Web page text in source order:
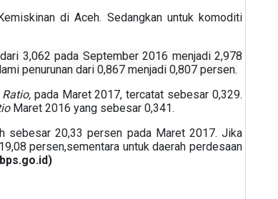
di Aceh. Sedangkan untuk komoditi
3,062 pada September 2016 menjadi 2,978
penurunan dari 0,867 menjadi 0,807 persen.
pada Maret 2017, tercatat sebesar 0,329.
Maret 2016 yang sebesar 0,341.
sebesar 20,33 persen pada Maret 2017. Jika
persen,sementara untuk daerah perdesaan